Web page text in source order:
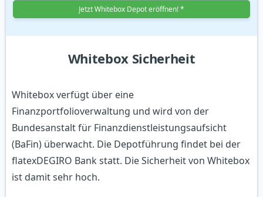
Jetzt Whitebox Depot eröffnen! *
Whitebox Sicherheit
Whitebox verfügt über eine
Finanzportfolioverwaltung und wird von der
Bundesanstalt für Finanzdienstleistungsaufsicht
(BaFin) überwacht. Die Depotführung findet bei der
flatexDEGIRO Bank statt. Die Sicherheit von Whitebox
ist damit sehr hoch.